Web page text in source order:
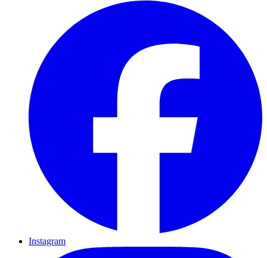
Instagram